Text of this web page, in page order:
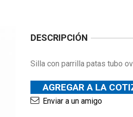
DESCRIPCIÓN
Silla con parrilla patas tubo
AGREGAR A LA
Enviar a un amigo